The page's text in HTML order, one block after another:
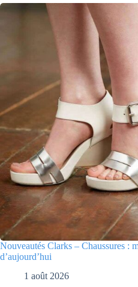
Nouveautés Clarks – Chaussures :
d’aujourd’hui
1 août 2026